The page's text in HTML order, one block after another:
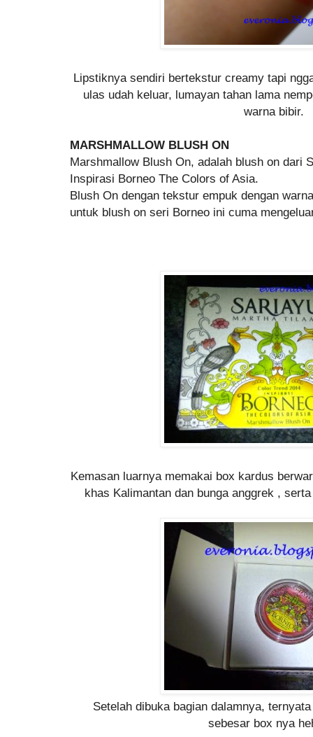
Lipstiknya sendiri bertekstur creamy tapi
ulas udah keluar, lumayan tahan lama
warna bibir.
MARSHMALLOW BLUSH ON
Marshmallow Blush On, adalah blush on dari
Inspirasi Borneo The Colors of Asia.
Blush On dengan tekstur empuk dengan
untuk blush on seri Borneo ini cuma
Kemasan luarnya memakai box kardus
khas Kalimantan dan bunga anggrek ,
Setelah dibuka bagian dalamnya,
sebesar box nya